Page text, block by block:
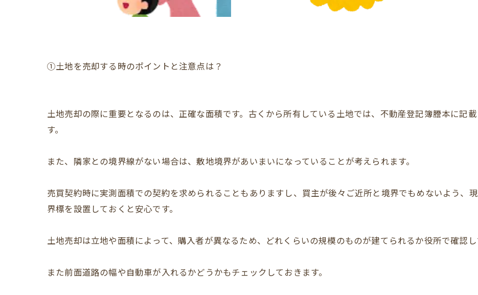
①土地を売却する時のポイントと注意点は？
土地売却の際に重要となるのは、正確な面積です。古くから所有している土地では、不動産登記簿謄本に記
す。
また、隣家との境界線がない場合は、敷地境界があいまいになっていることが考えられます。
売買契約時に実測面積での契約を求められることもありますし、買主が後々ご近所と境界でもめないよう、
界標を設置しておくと安心です。
土地売却は立地や面積によって、購入者が異なるため、どれくらいの規模のものが建てられるか役所で確認し
また前面道路の幅や自動車が入れるかどうかもチェックしておきます。